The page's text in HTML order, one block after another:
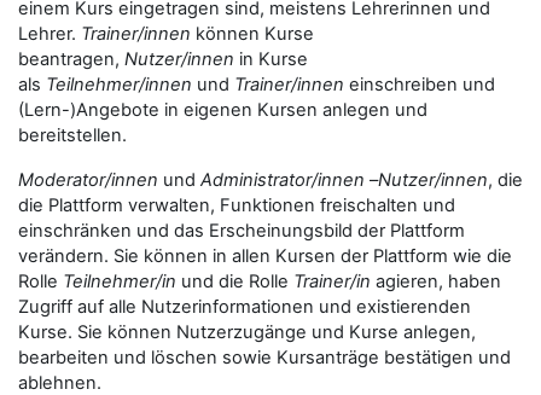
einem Kurs eingetragen sind, meistens Lehrerinnen und
Lehrer. Trainer/innen können Kurse
beantragen, Nutzer/innen in Kurse
als Teilnehmer/innen und Trainer/innen einschreiben und
(Lern-)Angebote in eigenen Kursen anlegen und
bereitstellen.
Moderator/innen und Administrator/innen –Nutzer/innen, die
die Plattform verwalten, Funktionen freischalten und
einschränken und das Erscheinungsbild der Plattform
verändern. Sie können in allen Kursen der Plattform wie die
Rolle Teilnehmer/in und die Rolle Trainer/in agieren, haben
Zugriff auf alle Nutzerinformationen und existierenden
Kurse. Sie können Nutzerzugänge und Kurse anlegen,
bearbeiten und löschen sowie Kursanträge bestätigen und
ablehnen.